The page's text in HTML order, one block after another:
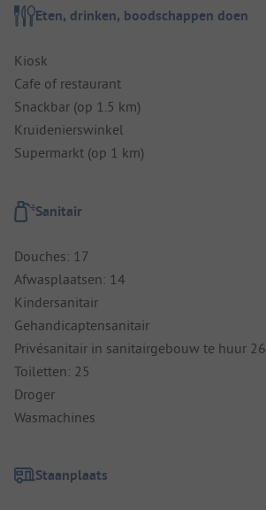
Eten, drinken, boodschappen doen
Kiosk
Cafe of restaurant
Snackbar (op 1.5 km)
Kruidenierswinkel
Supermarkt (op 1 km)
Sanitair
Douches: 17
Afwasplaatsen: 14
Kindersanitair
Gehandicaptensanitair
Privésanitair in sanitairgebouw te huur 26
Toiletten: 25
Droger
Wasmachines
Staanplaats